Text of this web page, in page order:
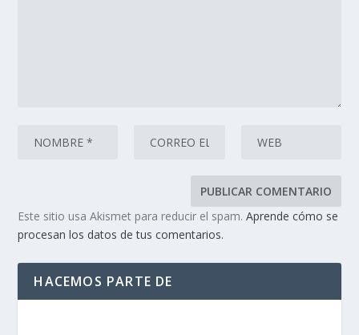
Este sitio usa Akismet para reducir el spam.Aprende cómo se
procesan los datos de tus comentarios.
HACEMOS PARTE DE